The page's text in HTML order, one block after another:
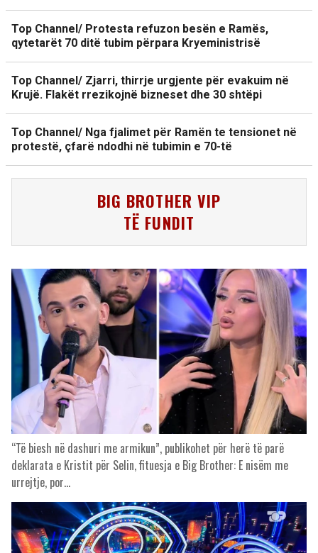
Top Channel/ Protesta refuzon besën e Ramës,
qytetarët 70 ditë tubim përpara Kryeministrisë
Top Channel/ Zjarri, thirrje urgjente për evakuim në
Krujë. Flakët rrezikojnë bizneset dhe 30 shtëpi
Top Channel/ Nga fjalimet për Ramën te tensionet në
protestë, çfarë ndodhi në tubimin e 70-të
BIG BROTHER VIP
TË FUNDIT
“Të biesh në dashuri me armikun”, publikohet për herë të parë
deklarata e Kristit për Selin, fituesja e Big Brother: E nisëm me
urrejtje, por…